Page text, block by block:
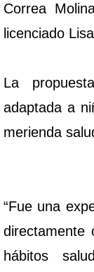
Correa
licenciado
La
adaptada a
merienda
“Fue una
directamente
hábitos